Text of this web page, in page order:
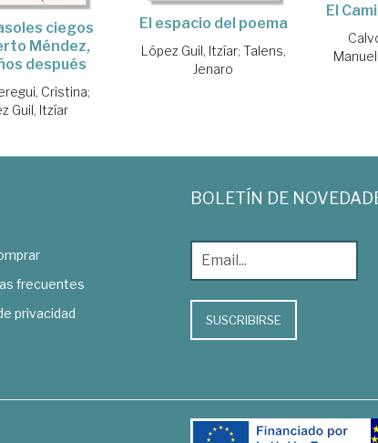
ciegos
Méndez,
después
Cristina;
Guil, Itzíar
El espacio del poema
López Guil, Itzíar; Talens,
Jenaro
El
Manuel
frecuentes
privacidad
BOLETÍN DE
SUSCRIBIRSE